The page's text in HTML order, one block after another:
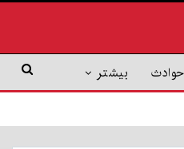
حوادث بیشتر